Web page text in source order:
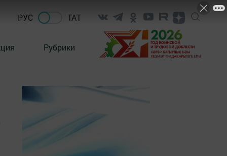
РУС ТАТ
Рубрики